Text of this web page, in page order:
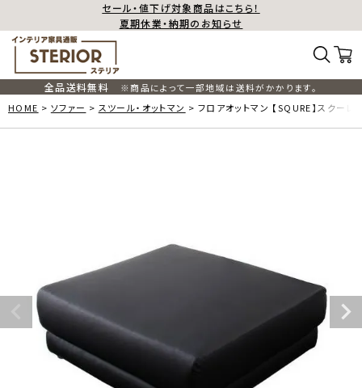
セール・値下げ対象商品はこちら！
夏期休業・納期のお知らせ
全品送料無料
※商品によって一部地域は送料がかかります。
HOME
ソファー スツール・オットマン フロアオットマン 【SQURE】スクーレ